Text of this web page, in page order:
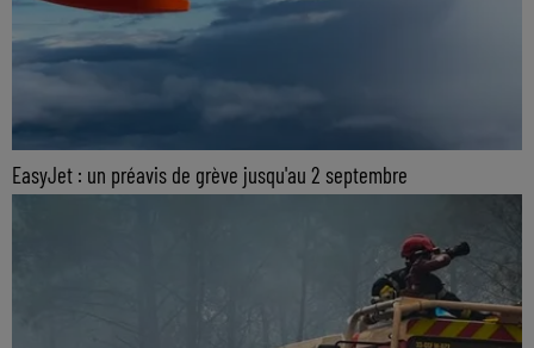
EasyJet : un préavis de grève jusqu'au 2 septembre